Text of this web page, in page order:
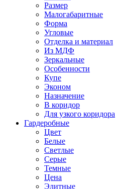
Размер
Малогабаритные
Форма
Угловые
Отделка и материал
Из МДФ
Зеркальные
Особенности
Купе
Эконом
Назначение
В коридор
Для узкого коридора
Гардеробные
Цвет
Белые
Светлые
Серые
Темные
Цена
Элитные